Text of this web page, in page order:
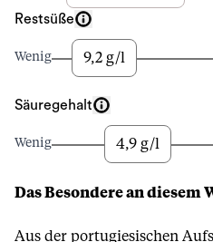
Restsüße
Wenig 9,2 g/l
Säuregehalt
Wenig 4,9 g/l
Das Besondere an diesem
Aus der portugiesischen